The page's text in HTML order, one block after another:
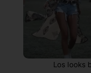
Los looks